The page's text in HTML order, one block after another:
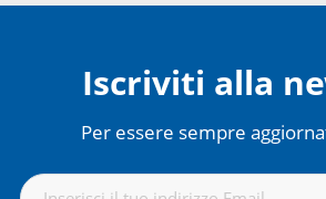
Iscriviti alla
Per essere sempre